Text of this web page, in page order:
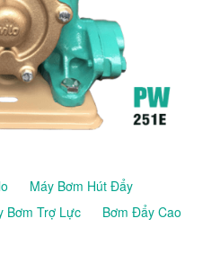
Máy Bơm Hút Đẩy
Bơm Trợ Lực Bơm Đẩy Cao